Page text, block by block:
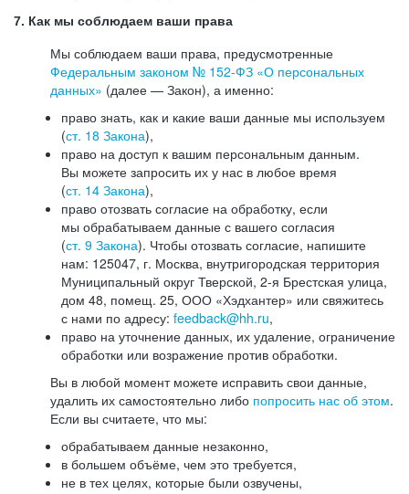
7. Как мы соблюдаем ваши права
Мы соблюдаем ваши права, предусмотренные
Федеральным законом № 152-ФЗ «О персональных
данных» (далее — Закон), а именно:
право знать, как и какие ваши данные мы используем
(ст. 18 Закона),
право на доступ к вашим персональным данным.
Вы можете запросить их у нас в любое время
(ст. 14 Закона),
право отозвать согласие на обработку, если
мы обрабатываем данные с вашего согласия
(ст. 9 Закона). Чтобы отозвать согласие, напишите
нам: 125047, г. Москва, внутригородская территория
Муниципальный округ Тверской, 2-я Брестская улица,
дом 48, помещ. 25, ООО «Хэдхантер» или свяжитесь
с нами по адресу: feedback@hh.ru,
право на уточнение данных, их удаление, ограничение
обработки или возражение против обработки.
Вы в любой момент можете исправить свои данные,
удалить их самостоятельно либо попросить нас об этом.
Если вы считаете, что мы:
обрабатываем данные незаконно,
в большем объёме, чем это требуется,
не в тех целях, которые были озвучены,